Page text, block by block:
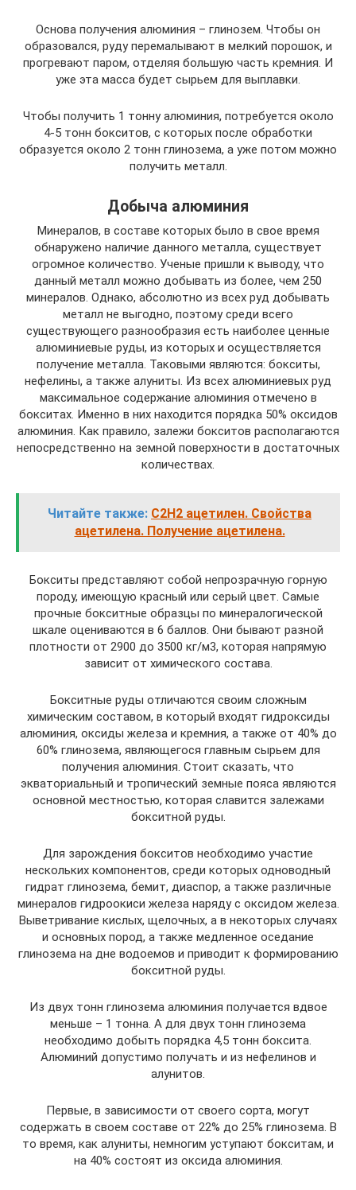
Основа получения алюминия – глинозем. Чтобы он
образовался, руду перемалывают в мелкий порошок, и
прогревают паром, отделяя большую часть кремния. И
уже эта масса будет сырьем для выплавки.
Чтобы получить 1 тонну алюминия, потребуется около
4-5 тонн бокситов, с которых после обработки
образуется около 2 тонн глинозема, а уже потом можно
получить металл.
Добыча алюминия
Минералов, в составе которых было в свое время
обнаружено наличие данного металла, существует
огромное количество. Ученые пришли к выводу, что
данный металл можно добывать из более, чем 250
минералов. Однако, абсолютно из всех руд добывать
металл не выгодно, поэтому среди всего
существующего разнообразия есть наиболее ценные
алюминиевые руды, из которых и осуществляется
получение металла. Таковыми являются: бокситы,
нефелины, а также алуниты. Из всех алюминиевых руд
максимальное содержание алюминия отмечено в
бокситах. Именно в них находится порядка 50% оксидов
алюминия. Как правило, залежи бокситов располагаются
непосредственно на земной поверхности в достаточных
количествах.
Читайте также: С2Н2 ацетилен. Свойства
ацетилена. Получение ацетилена.
Бокситы представляют собой непрозрачную горную
породу, имеющую красный или серый цвет. Самые
прочные бокситные образцы по минералогической
шкале оцениваются в 6 баллов. Они бывают разной
плотности от 2900 до 3500 кг/м3, которая напрямую
зависит от химического состава.
Бокситные руды отличаются своим сложным
химическим составом, в который входят гидроксиды
алюминия, оксиды железа и кремния, а также от 40% до
60% глинозема, являющегося главным сырьем для
получения алюминия. Стоит сказать, что
экваториальный и тропический земные пояса являются
основной местностью, которая славится залежами
бокситной руды.
Для зарождения бокситов необходимо участие
нескольких компонентов, среди которых одноводный
гидрат глинозема, бемит, диаспор, а также различные
минералов гидроокиси железа наряду с оксидом железа.
Выветривание кислых, щелочных, а в некоторых случаях
и основных пород, а также медленное оседание
глинозема на дне водоемов и приводит к формированию
бокситной руды.
Из двух тонн глинозема алюминия получается вдвое
меньше – 1 тонна. А для двух тонн глинозема
необходимо добыть порядка 4,5 тонн боксита.
Алюминий допустимо получать и из нефелинов и
алунитов.
Первые, в зависимости от своего сорта, могут
содержать в своем составе от 22% до 25% глинозема. В
то время, как алуниты, немногим уступают бокситам, и
на 40% состоят из оксида алюминия.